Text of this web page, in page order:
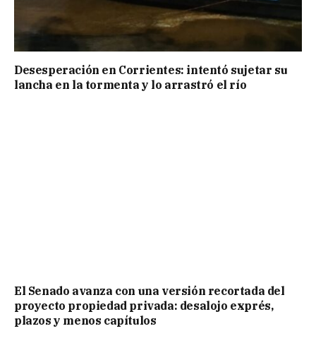
Desesperación en Corrientes: intentó sujetar su
lancha en la tormenta y lo arrastró el río
El Senado avanza con una versión recortada del
proyecto propiedad privada: desalojo exprés,
plazos y menos capítulos